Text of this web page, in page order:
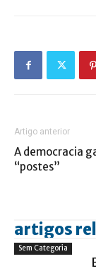
Artigo anterior
A democracia
“postes”
artigos
Sem Categoria